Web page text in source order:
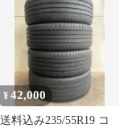
¥42,000
送料込み235/55R19 コ